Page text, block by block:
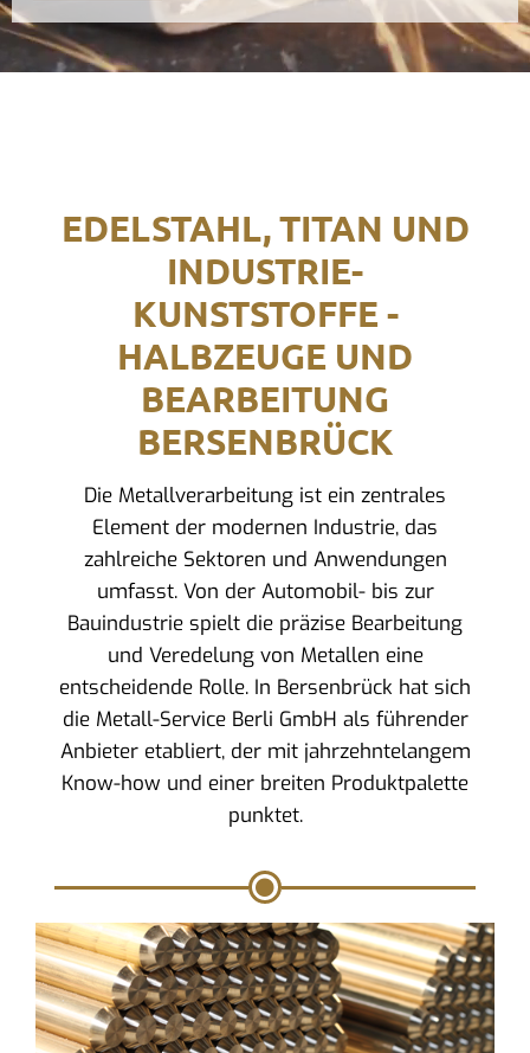
EDELSTAHL, TITAN UND
INDUSTRIE-
KUNSTSTOFFE -
HALBZEUGE UND
BEARBEITUNG
BERSENBRÜCK
Die Metallverarbeitung ist ein zentrales
Element der modernen Industrie, das
zahlreiche Sektoren und Anwendungen
umfasst. Von der Automobil- bis zur
Bauindustrie spielt die präzise Bearbeitung
und Veredelung von Metallen eine
entscheidende Rolle. In Bersenbrück hat sich
die Metall-Service Berli GmbH als führender
Anbieter etabliert, der mit jahrzehntelangem
Know-how und einer breiten Produktpalette
punktet.